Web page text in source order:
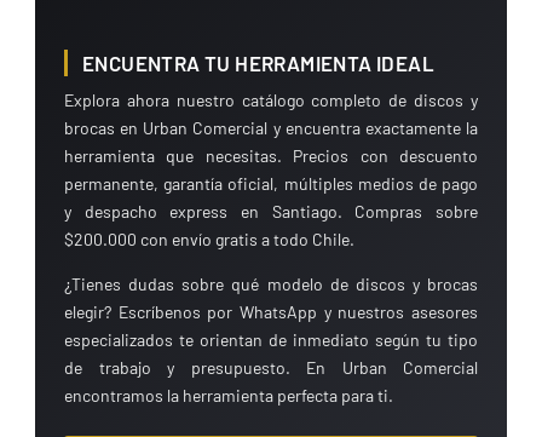
ENCUENTRA TU HERRAMIENTA IDEAL
Explora ahora nuestro catálogo completo de discos y
brocas en Urban Comercial y encuentra exactamente la
herramienta que necesitas. Precios con descuento
permanente, garantía oficial, múltiples medios de pago
y despacho express en Santiago. Compras sobre
$200.000 con envío gratis a todo Chile.
¿Tienes dudas sobre qué modelo de discos y brocas
elegir? Escríbenos por WhatsApp y nuestros asesores
especializados te orientan de inmediato según tu tipo
de trabajo y presupuesto. En Urban Comercial
encontramos la herramienta perfecta para ti.